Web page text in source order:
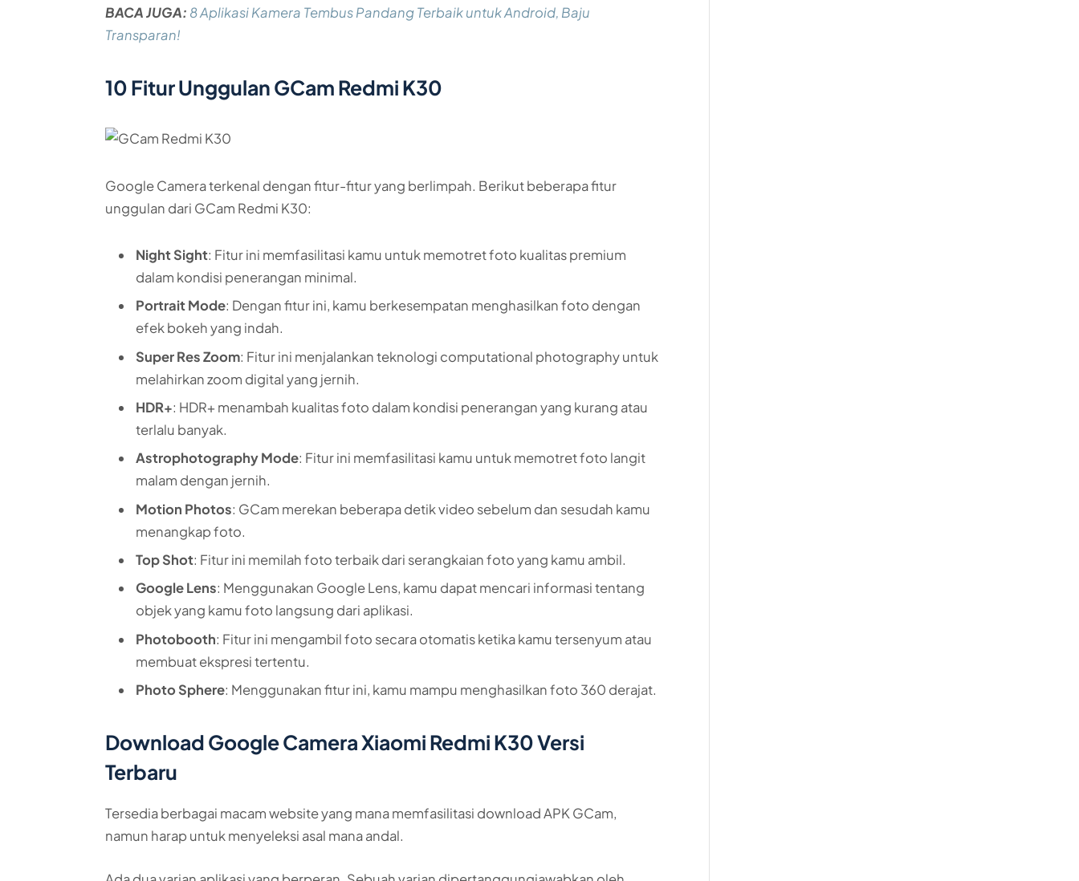
BACA JUGA: 8 Aplikasi Kamera Tembus Pandang Terbaik untuk Android, Baju
Transparan!
10 Fitur Unggulan GCam Redmi K30
Google Camera terkenal dengan fitur-fitur yang berlimpah. Berikut beberapa fitur
unggulan dari GCam Redmi K30:
Night Sight: Fitur ini memfasilitasi kamu untuk memotret foto kualitas premium
dalam kondisi penerangan minimal.
Portrait Mode: Dengan fitur ini, kamu berkesempatan menghasilkan foto dengan
efek bokeh yang indah.
Super Res Zoom: Fitur ini menjalankan teknologi computational photography untuk
melahirkan zoom digital yang jernih.
HDR+: HDR+ menambah kualitas foto dalam kondisi penerangan yang kurang atau
terlalu banyak.
Astrophotography Mode: Fitur ini memfasilitasi kamu untuk memotret foto langit
malam dengan jernih.
Motion Photos: GCam merekan beberapa detik video sebelum dan sesudah kamu
menangkap foto.
Top Shot: Fitur ini memilah foto terbaik dari serangkaian foto yang kamu ambil.
Google Lens: Menggunakan Google Lens, kamu dapat mencari informasi tentang
objek yang kamu foto langsung dari aplikasi.
Photobooth: Fitur ini mengambil foto secara otomatis ketika kamu tersenyum atau
membuat ekspresi tertentu.
Photo Sphere: Menggunakan fitur ini, kamu mampu menghasilkan foto 360 derajat.
Download Google Camera Xiaomi Redmi K30 Versi
Terbaru
Tersedia berbagai macam website yang mana memfasilitasi download APK GCam,
namun harap untuk menyeleksi asal mana andal.